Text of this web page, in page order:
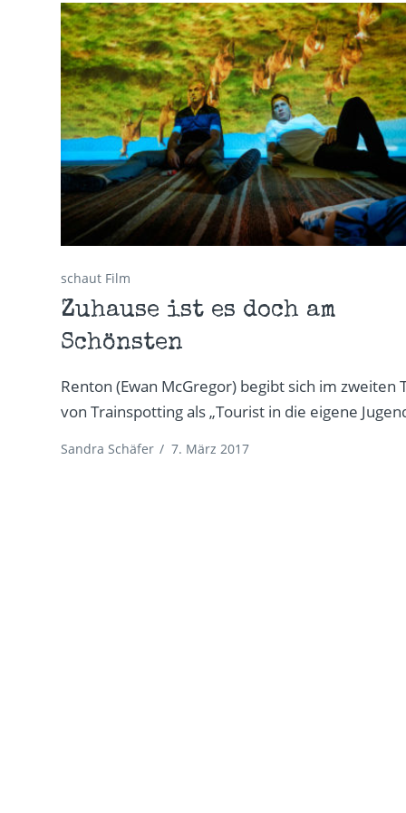
schaut Film
Zuhause ist es doch am
Schönsten
Renton (Ewan McGregor) begibt sich im zweiten
von Trainspotting als „Tourist in die eigene
Sandra Schäfer / 7. März 2017